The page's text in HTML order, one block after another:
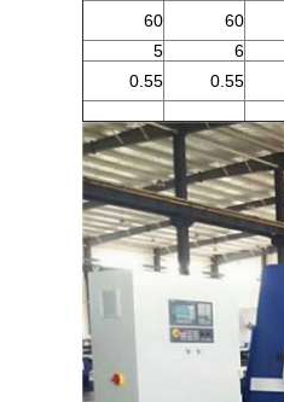
60
60
6
5
0.55
0.55